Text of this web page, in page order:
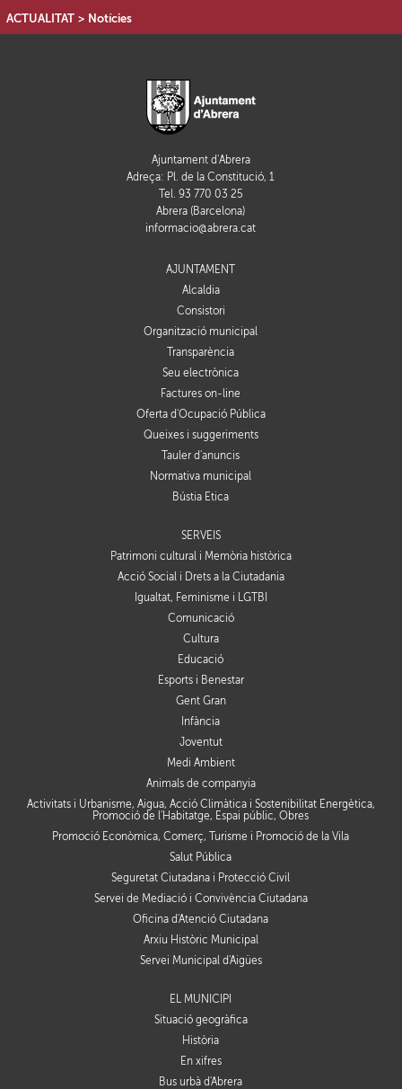
ACTUALITAT > Notícies
Ajuntament d'Abrera
Adreça: Pl. de la Constitució, 1
Tel. 93 770 03 25
Abrera (Barcelona)
informacio@abrera.cat
AJUNTAMENT
Alcaldia
Consistori
Organització municipal
Transparència
Seu electrònica
Factures on-line
Oferta d'Ocupació Pública
Queixes i suggeriments
Tauler d'anuncis
Normativa municipal
Bústia Ètica
SERVEIS
Patrimoni cultural i Memòria històrica
Acció Social i Drets a la Ciutadania
Igualtat, Feminisme i LGTBI
Comunicació
Cultura
Educació
Esports i Benestar
Gent Gran
Infància
Joventut
Medi Ambient
Animals de companyia
Activitats i Urbanisme, Aigua, Acció Climàtica i Sostenibilitat Energètica,
Promoció de l'Habitatge, Espai públic, Obres
Promoció Econòmica, Comerç, Turisme i Promoció de la Vila
Salut Pública
Seguretat Ciutadana i Protecció Civil
Servei de Mediació i Convivència Ciutadana
Oficina d'Atenció Ciutadana
Arxiu Històric Municipal
Servei Municipal d'Aigües
EL MUNICIPI
Situació geogràfica
Història
En xifres
Bus urbà d'Abrera